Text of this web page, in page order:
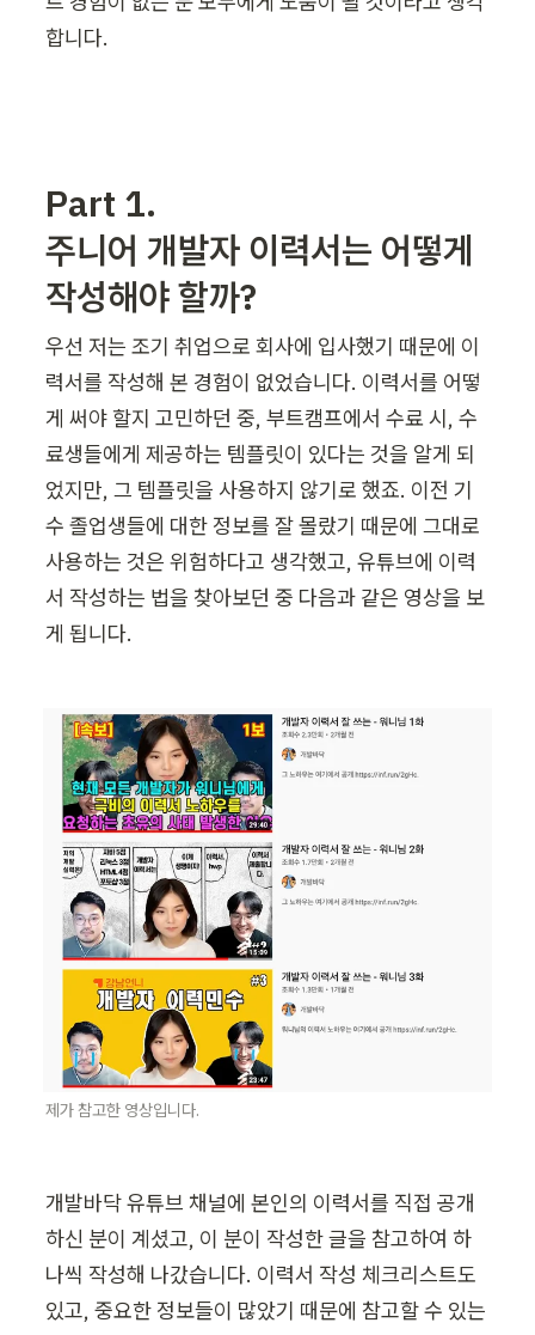
합니다.
Part 1.
주니어 개발자 이력서는 어떻게
작성해야 할까?
우선 저는 조기 취업으로 회사에 입사했기 때문에 이
력서를 작성해 본 경험이 없었습니다. 이력서를 어떻
게 써야 할지 고민하던 중, 부트캠프에서 수료 시, 수
료생들에게 제공하는 템플릿이 있다는 것을 알게 되
었지만, 그 템플릿을 사용하지 않기로 했죠. 이전 기
수 졸업생들에 대한 정보를 잘 몰랐기 때문에 그대로
사용하는 것은 위험하다고 생각했고, 유튜브에 이력
서 작성하는 법을 찾아보던 중 다음과 같은 영상을 보
게 됩니다.
제가 참고한 영상입니다.
개발바닥 유튜브 채널에 본인의 이력서를 직접 공개
하신 분이 계셨고, 이 분이 작성한 글을 참고하여 하
나씩 작성해 나갔습니다. 이력서 작성 체크리스트도
있고, 중요한 정보들이 많았기 때문에 참고할 수 있는